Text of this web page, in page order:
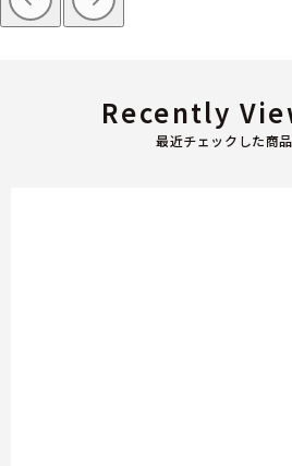
最近チェックした商品
Recently